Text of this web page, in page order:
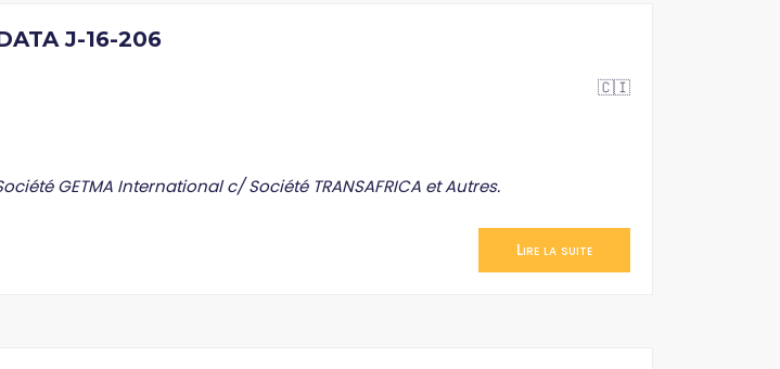
J-16-206
🇨🇮
GETMA International c/ Société TRANSAFRICA et Autres.
Lire la suite